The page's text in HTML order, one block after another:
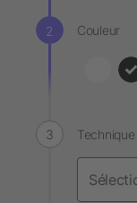
Couleur